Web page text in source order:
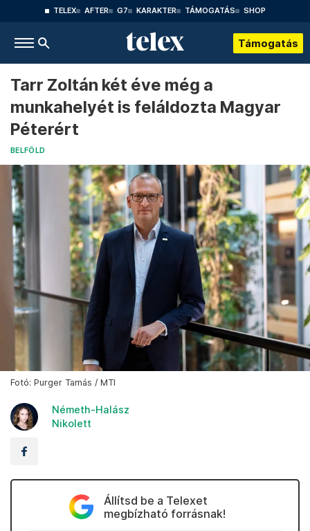
TELEX AFTER G7 KARAKTER TÁMOGATÁS SHOP
Támogatás
Tarr Zoltán két éve még a
munkahelyét is feláldozta Magyar
Péterért
BELFÖLD
Fotó: Purger Tamás / MTI
Németh-Halász
Nikolett
Állítsd be a Telexet
megbízható forrásnak!